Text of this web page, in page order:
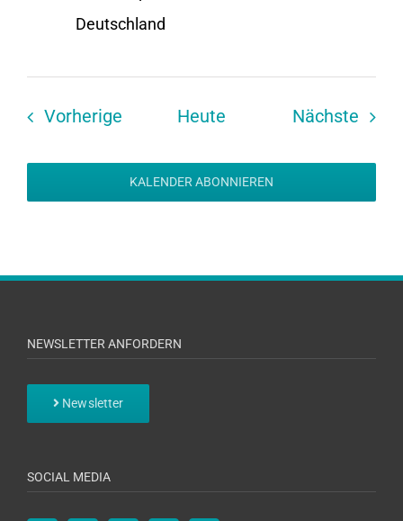
Deutschland
VorherigeVeranstaltungen
Heute Nächste
KALENDER ABONNIEREN
NEWSLETTER ANFORDERN
Newsletter
SOCIAL MEDIA